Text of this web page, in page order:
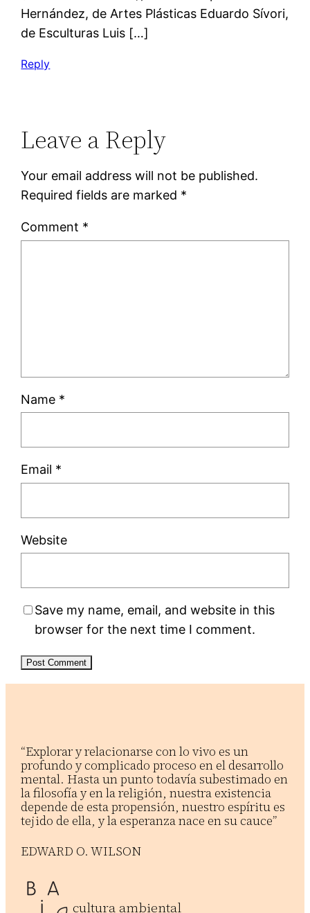
Hernández, de Artes Plásticas Eduardo Sívori,
de Esculturas Luis […]
Reply
Leave a Reply
Your email address will not be published.
Required fields are marked *
Comment *
Name *
Email *
Website
Save my name, email, and website in this
browser for the next time I comment.
“Explorar y relacionarse con lo vivo es un
profundo y complicado proceso en el desarrollo
mental. Hasta un punto todavía subestimado en
la filosofía y en la religión, nuestra existencia
depende de esta propensión, nuestro espíritu es
tejido de ella, y la esperanza nace en su cauce”
EDWARD O. WILSON
cultura ambiental